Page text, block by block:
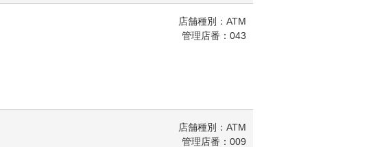
店舗種別：ATM
管理店番：043
店舗種別：ATM
管理店番：009